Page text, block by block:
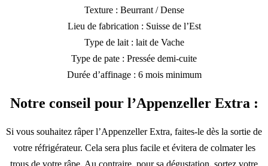
Texture : Beurrant / Dense
Lieu de fabrication : Suisse de l’Est
Type de lait : lait de Vache
Type de pate : Pressée demi-cuite
Durée d’affinage : 6 mois minimum
Notre conseil pour l’Appenzeller Extra :
Si vous souhaitez râper l’Appenzeller Extra, faites-le dès la sortie de
votre réfrigérateur. Cela sera plus facile et évitera de colmater les